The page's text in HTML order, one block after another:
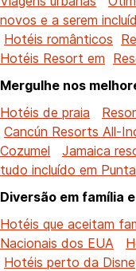
novos e a serem
Hotéis românticos
Hotéis Resort em
Mergulhe nos
Hotéis de praia
Cancún Resorts All-
Cozumel
Jamaica
tudo incluído em
Diversão em família
Hotéis que aceitam
Nacionais dos EUA
Hotéis perto da